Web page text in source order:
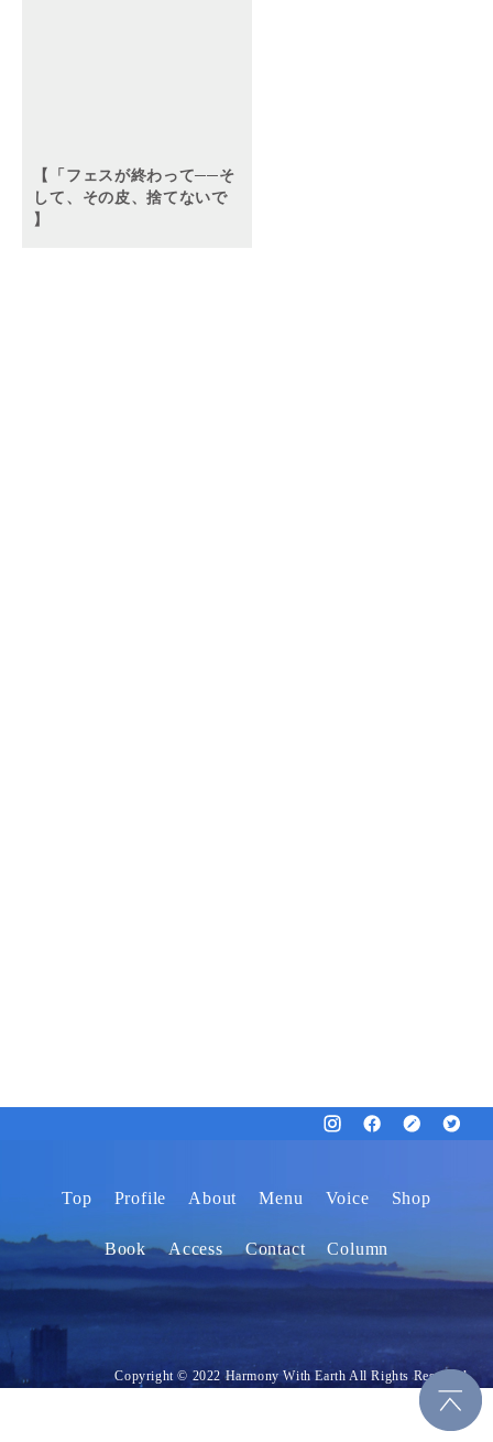
【「フェスが終わって──そ
して、その皮、捨てないで
】
Top Profile About Menu Voice Shop
Book Access Contact Column
Copyright © 2022 Harmony With Earth All Rights Reserved.